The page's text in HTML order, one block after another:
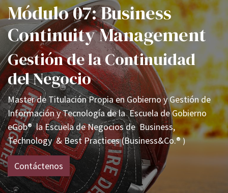
Módulo 07: Business
Continuity Management
Gestión de la Continuidad
del Negocio
Master de Titulación Propia en Gobierno y Gestión de
Información y Tecnología de laEscuela de Gobierno
eGob®la Escuela de Negocios deBusiness,
Technology & Best Practices (Business&Co.® )
Contáctenos